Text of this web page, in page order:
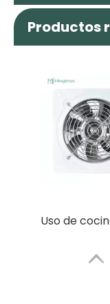
Productos